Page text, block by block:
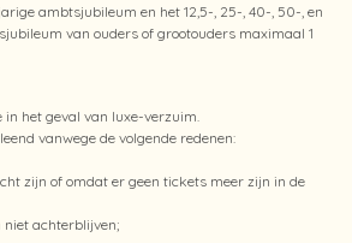
ambtsjubileum en het 12,5-, 25-, 40-, 50-, en
van ouders of grootouders maximaal 1
het geval van luxe-verzuim.
vanwege de volgende redenen:
zijn of omdat er geen tickets meer zijn in de
niet achterblijven;